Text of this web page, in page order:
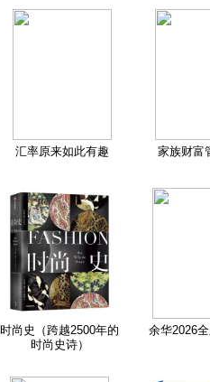
汇率原来如此有趣 家族财富
时尚史（跨越2500年的
时尚史诗）
余华2026